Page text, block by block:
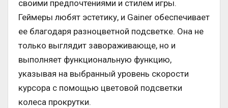
своими предпочтениями и стилем игры.
Геймеры любят эстетику, и Gainer обеспечивает
ее благодаря разноцветной подсветке. Она не
только выглядит завораживающе, но и
выполняет функциональную функцию,
указывая на выбранный уровень скорости
курсора с помощью цветовой подсветки
колеса прокрутки.